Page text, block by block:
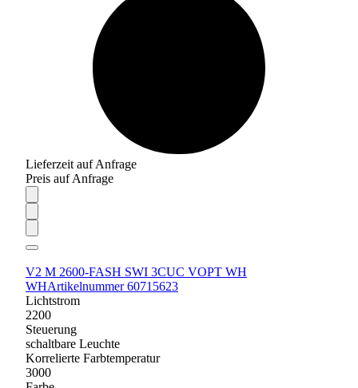
Lieferzeit auf Anfrage
Preis auf Anfrage
V2 M 2600-FASH SWI 3CUC VOPT WH
WHArtikelnummer 60715623
Lichtstrom
2200
Steuerung
schaltbare Leuchte
Korrelierte Farbtemperatur
3000